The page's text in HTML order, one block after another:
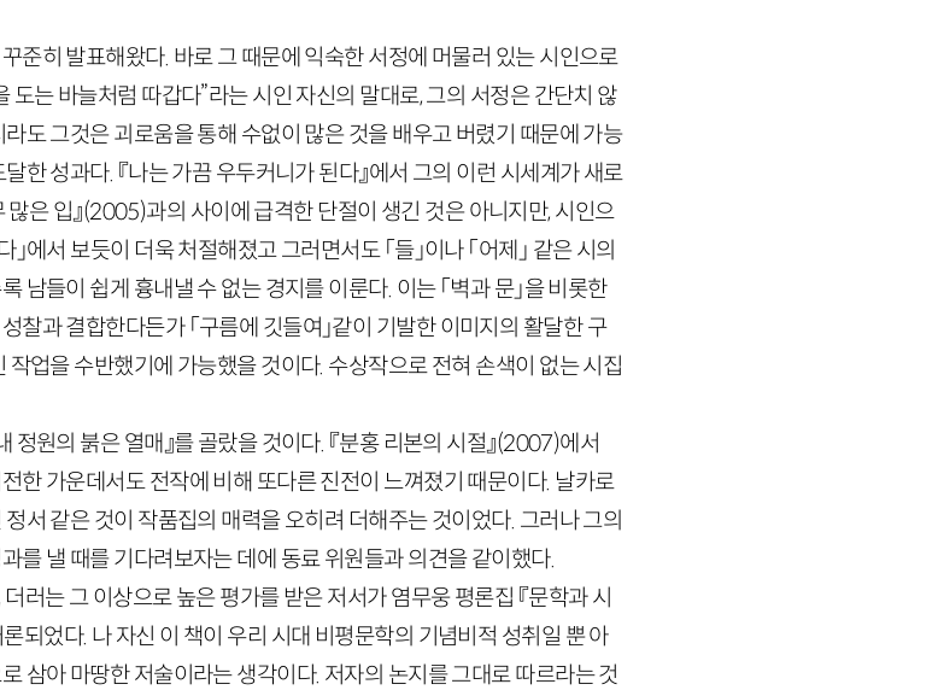
준히 발표해왔다. 바로 그 때문에 익숙한 서정에 머물러 있는 시인으로
도는 바늘처럼 따갑다”라는 시인 자신의 말대로, 그의 서정은 간단치 않
도 그것은 괴로움을 통해 수없이 많은 것을 배우고 버렸기 때문에 가능
한 성과다. 『나는 가끔 우두커니가 된다』에서 그의 이런 시세계가 새로
은 입』(2005)과의 사이에 급격한 단절이 생긴 것은 아니지만, 시인으
에서 보듯이 더욱 처절해졌고 그러면서도 「들」이나 「어제」 같은 시의
남들이 쉽게 흉내낼 수 없는 경지를 이룬다. 이는 「벽과 문」을 비롯한
찰과 결합한다든가 「구름에 깃들여」같이 기발한 이미지의 활달한 구
업을 수반했기에 가능했을 것이다. 수상작으로 전혀 손색이 없는 시집
원의 붉은 열매』를 골랐을 것이다. 『분홍 리본의 시절』(2007)에서
한 가운데서도 전작에 비해 또다른 진전이 느껴졌기 때문이다. 날카로
서 같은 것이 작품집의 매력을 오히려 더해주는 것이었다. 그러나 그의
를 낼 때를 기다려보자는 데에 동료 위원들과 의견을 같이했다.
러는 그 이상으로 높은 평가를 받은 저서가 염무웅 평론집 『문학과 시
되었다. 나 자신 이 책이 우리 시대 비평문학의 기념비적 성취일 뿐 아
삼아 마땅한 저술이라는 생각이다. 저자의 논지를 그대로 따르라는 것